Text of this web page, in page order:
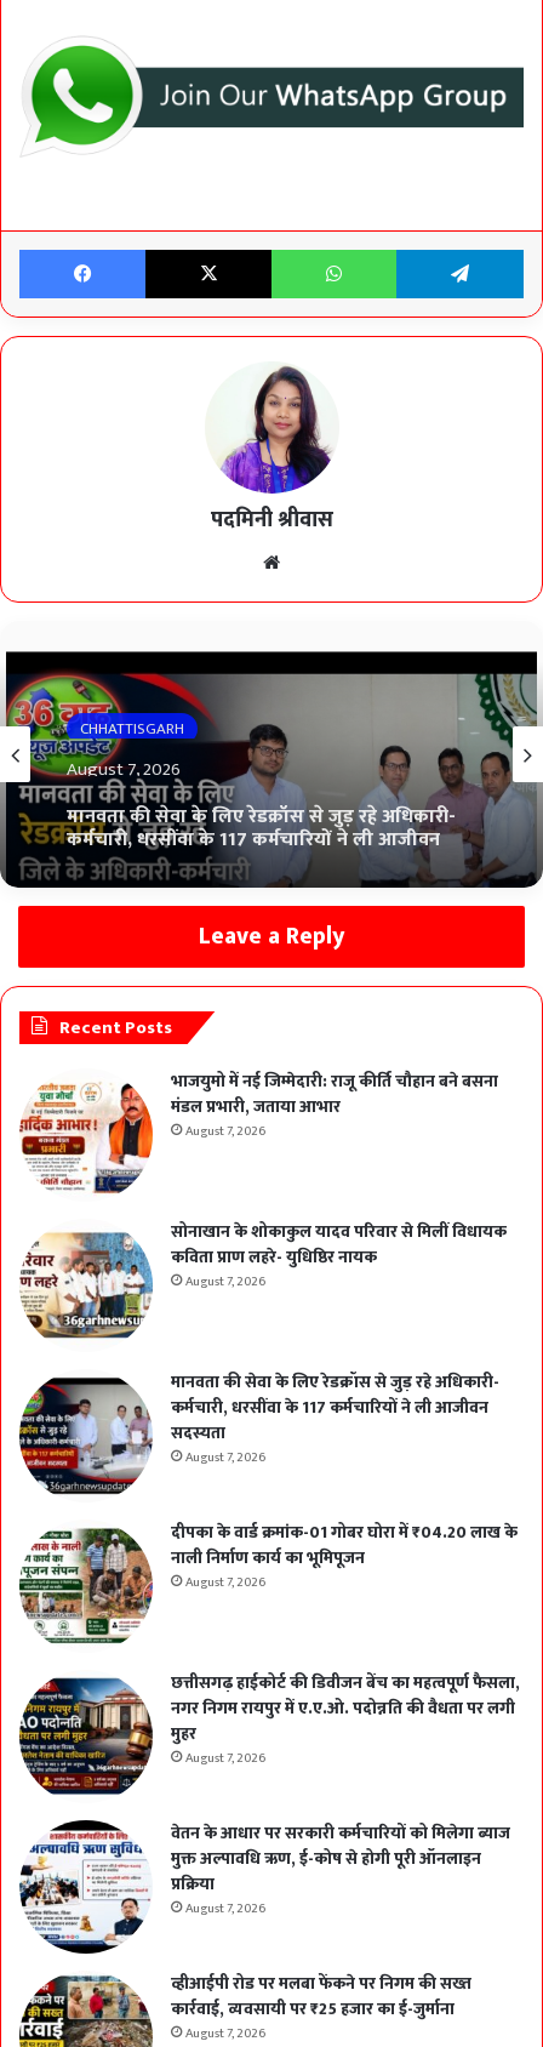
Facebook X WhatsApp
पदमिनी श्रीवास
CHHATTISGARH
August 7, 2026
मानवता की सेवा के लिए रेडक्रॉस से जुड़ रहे अधिकारी-
कर्मचारी, धरसींवा के 117 कर्मचारियों ने ली आजीवन
सदस्यता
Leave a Reply
Recent Posts
भाजयुमो में नई जिम्मेदारी: राजू कीर्ति चौहान बने बसना
मंडल प्रभारी, जताया आभार
August 7, 2026
सोनाखान के शोकाकुल यादव परिवार से मिलीं विधायक
कविता प्राण लहरे- युधिष्ठिर नायक
August 7, 2026
मानवता की सेवा के लिए रेडक्रॉस से जुड़ रहे अधिकारी-
कर्मचारी, धरसींवा के 117 कर्मचारियों ने ली आजीवन
सदस्यता
August 7, 2026
दीपका के वार्ड क्रमांक-01 गोबर घोरा में ₹04.20 लाख के
नाली निर्माण कार्य का भूमिपूजन
August 7, 2026
छत्तीसगढ़ हाईकोर्ट की डिवीजन बेंच का महत्वपूर्ण फैसला,
नगर निगम रायपुर में ए.ए.ओ. पदोन्नति की वैधता पर लगी
मुहर
August 7, 2026
वेतन के आधार पर सरकारी कर्मचारियों को मिलेगा ब्याज
मुक्त अल्पावधि ऋण, ई-कोष से होगी पूरी ऑनलाइन
प्रक्रिया
August 7, 2026
व्हीआईपी रोड पर मलबा फेंकने पर निगम की सख्त
कार्रवाई, व्यवसायी पर ₹25 हजार का ई-जुर्माना
August 7, 2026